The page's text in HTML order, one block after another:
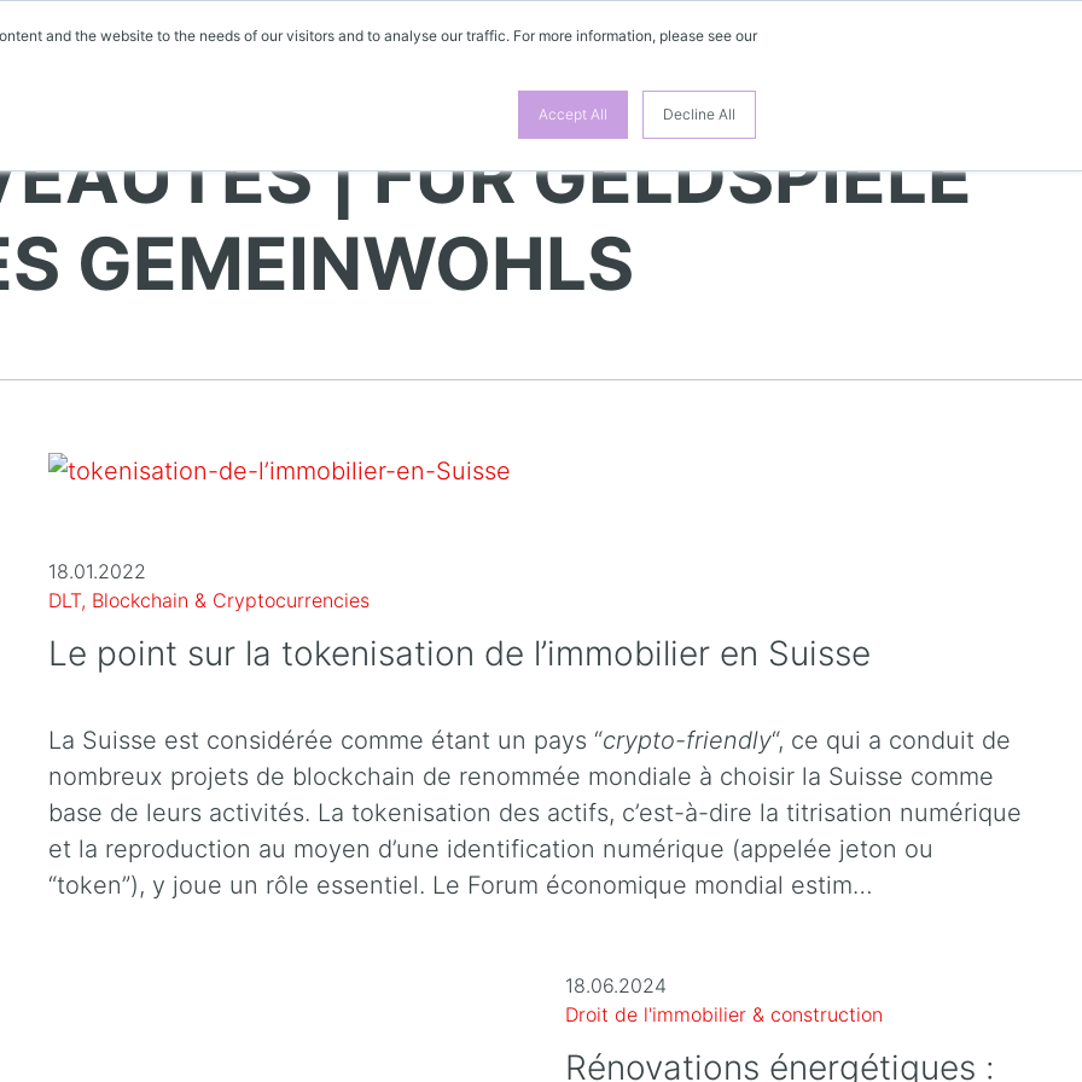
and the website to the needs of our visitors and to analyse our traffic. For more information, please see our
Accept All Decline All
| FÜR GELDSPIELE
GEMEINWOHLS
18.01.2022
DLT, Blockchain & Cryptocurrencies
Le point sur la tokenisation de l’immobilier en Suisse
La Suisse est considérée comme étant un pays “crypto-friendly“, ce qui a conduit de
nombreux projets de blockchain de renommée mondiale à choisir la Suisse comme
base de leurs activités. La tokenisation des actifs, c’est-à-dire la titrisation numérique
et la reproduction au moyen d’une identification numérique (appelée jeton ou
“token”), y joue un rôle essentiel. Le Forum économique mondial estim…
18.06.2024
Droit de l'immobilier & construction
Rénovations énergétiques :